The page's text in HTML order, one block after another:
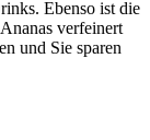
Ebenso ist die
verfeinert
und Sie sparen